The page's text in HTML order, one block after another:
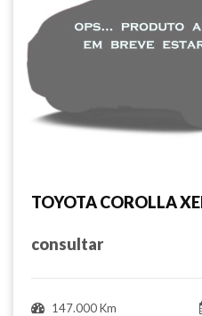
TOYOTA COROLLA
consultar
147.000 Km